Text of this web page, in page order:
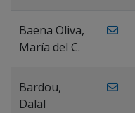
Baena Oliva,
María del C.
Bardou,
Dalal